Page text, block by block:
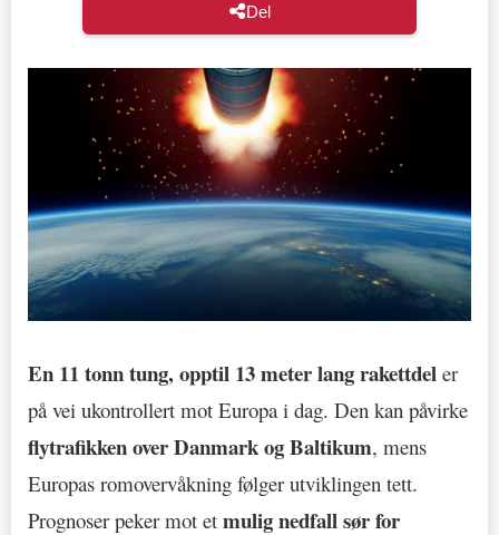
Del
En 11 tonn tung, opptil 13 meter lang rakettdel er
på vei ukontrollert mot Europa i dag. Den kan påvirke
flytrafikken over Danmark og Baltikum, mens
Europas romovervåkning følger utviklingen tett.
Prognoser peker mot et mulig nedfall sør for